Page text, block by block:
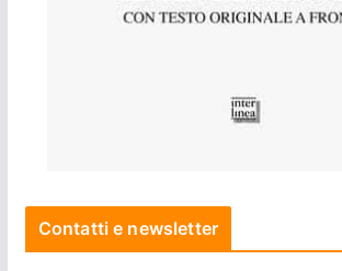
Contatti e newsletter